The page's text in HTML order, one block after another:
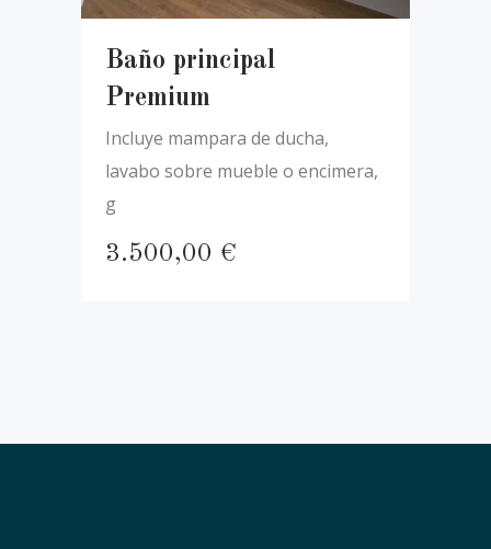
Baño principal
Premium
Incluye mampara de ducha,
lavabo sobre mueble o encimera,
g
3.500,00 €